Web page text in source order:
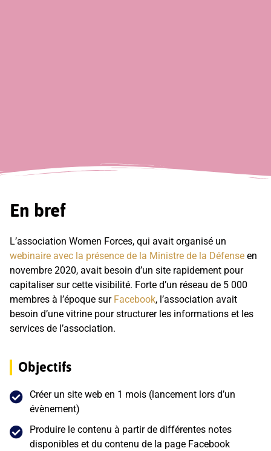
En bref
L’association Women Forces, qui avait organisé un
webinaire avec la présence de la Ministre de la Défense en
novembre 2020, avait besoin d’un site rapidement pour
capitaliser sur cette visibilité. Forte d’un réseau de 5 000
membres à l’époque sur Facebook, l’association avait
besoin d’une vitrine pour structurer les informations et les
services de l’association.
Objectifs
Créer un site web en 1 mois (lancement lors d’un
évènement)
Produire le contenu à partir de différentes notes
disponibles et du contenu de la page Facebook